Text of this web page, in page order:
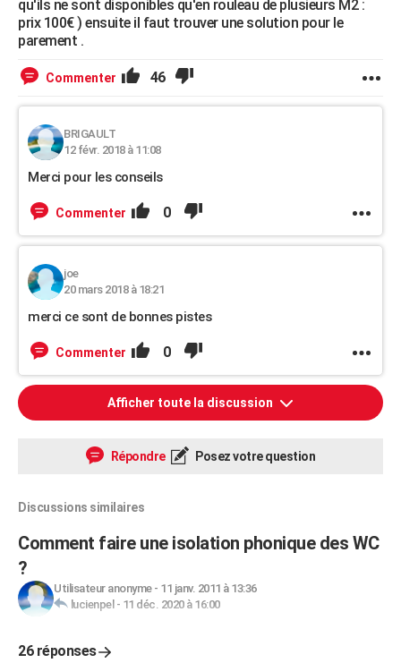
qu'ils ne sont disponibles qu'en rouleau de plusieurs M2 :
prix 100€ ) ensuite il faut trouver une solution pour le
parement .
Commenter 46
BRIGAULT
12 févr. 2018 à 11:08
Merci pour les conseils
Commenter 0
joe
20 mars 2018 à 18:21
merci ce sont de bonnes pistes
Commenter 0
Afficher toute la discussion
Répondre Posez votre question
Discussions similaires
Comment faire une isolation phonique des WC
?
Utilisateur anonyme- 11 janv. 2011 à 13:36
lucienpel - 11 déc. 2020 à 16:00
26 réponses